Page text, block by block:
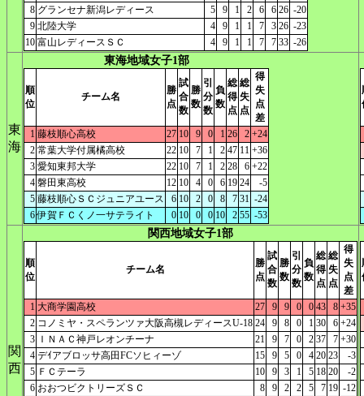
8 グランセナ新潟レディース 5 9 1 2 6 6 26 -20
9 北陸大学 4 9 1 1 7 3 26 -23
10 富山レディースＳＣ 4 9 1 1 7 7 33 -26
東
海
東海地域女子1部
順
位
チーム名
勝
点
試
合
数
勝
数
引
分
数
負
数
総
得
点
総
失
点
得
失
点
差
1 藤枝順心高校 27 10 9 0 1 26 2 +24
2 常葉大学付属橘高校 22 10 7 1 2 47 11 +36
3 愛知東邦大学 22 10 7 1 2 28 6 +22
4 磐田東高校 12 10 4 0 6 19 24
-5
5 藤枝順心ＳＣジュニアユース 6 10 2 0 8 7 31 -24
6 伊賀ＦＣくノ一サテライト 0 10 0 0 10 2 55 -53
関
西
関西地域女子1部
順
位
チーム名
勝
点
試
合
数
勝
数
引
分
数
負
数
総
得
点
総
失
点
得
失
点
差
1 大商学園高校 27 9 9 0 0 43 8 +35
2 コノミヤ・スペランツァ大阪高槻レディースU-18 24 9 8 0 1 30 6 +24
3 ＩＮＡＣ神戸レオンチーナ 21 9 7 0 2 37 7 +30
4 デｲアブロッサ高田FCソヒィーゾ 15 9 5 0 4 20 23
-3
5 ＦＣテーラ 10 9 3 1 5 18 20
-2
6 おおつビクトリーズＳＣ 8 9 2 2 5 7 19 -12